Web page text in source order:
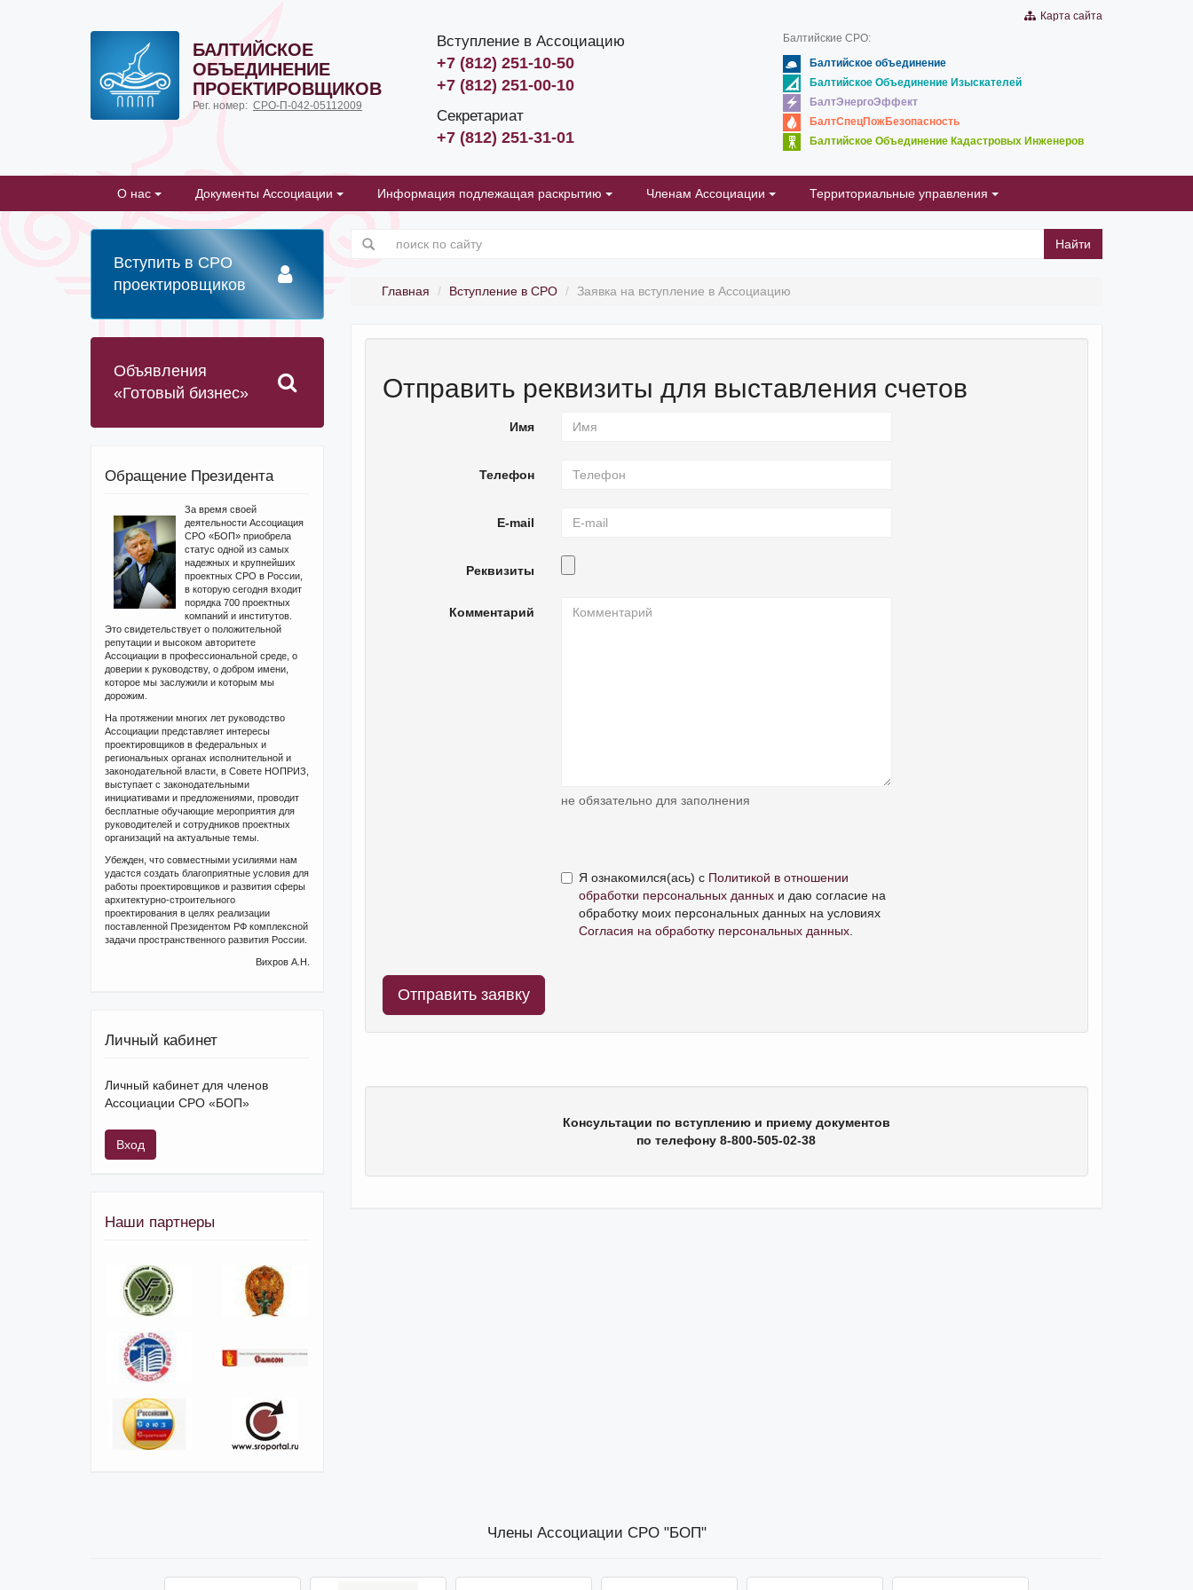
БАЛТИЙСКОЕ
ОБЪЕДИНЕНИЕ
ПРОЕКТИРОВЩИКОВ
Рег. номер: СРО-П-042-05112009
Вступление в Ассоциацию
+7 (812) 251-10-50
+7 (812) 251-00-10
Секретариат
+7 (812) 251-31-01
Карта сайта
Балтийские СРО:
Балтийское объединение
Балтийское Объединение Изыскателей
БалтЭнергоЭффект
БалтСпецПожБезопасность
Балтийское Объединение Кадастровых Инженеров
О нас Документы Ассоциации Информация подлежащая раскрытию Членам Ассоциации Территориальные управления
Найти
Главная Вступление в СРО Заявка на вступление в Ассоциацию
Отправить реквизиты для выставления счетов
Имя
Телефон
E-mail
Реквизиты
Комментарий
не обязательно для заполнения
Я ознакомился(ась) с Политикой в отношении
обработки персональных данныхи даю согласие на
обработку моих персональных данных на условиях
Согласия на обработку персональных данных.
Консультации по вступлению и приему документов
по телефону 8-800-505-02-38
Вступить в СРО
проектировщиков
Объявления
«Готовый бизнес»
Обращение Президента
За время своей
деятельности Ассоциация
СРО «БОП» приобрела
статус одной из самых
надежных и крупнейших
проектных СРО в России,
в которую сегодня входит
порядка 700 проектных
компаний и институтов.
Это свидетельствует о положительной
репутации и высоком авторитете
Ассоциации в профессиональной среде, о
доверии к руководству, о добром имени,
которое мы заслужили и которым мы
дорожим.
На протяжении многих лет руководство
Ассоциации представляет интересы
проектировщиков в федеральных и
региональных органах исполнительной и
законодательной власти, в Совете НОПРИЗ,
выступает с законодательными
инициативами и предложениями, проводит
бесплатные обучающие мероприятия для
руководителей и сотрудников проектных
организаций на актуальные темы.
Убежден, что совместными усилиями нам
удастся создать благоприятные условия для
работы проектировщиков и развития сферы
архитектурно-строительного
проектирования в целях реализации
поставленной Президентом РФ комплексной
задачи пространственного развития России.
Вихров А.Н.
Личный кабинет
Личный кабинет для членов
Ассоциации СРО «БОП»
Вход
Наши партнеры
Члены Ассоциации СРО "БОП"